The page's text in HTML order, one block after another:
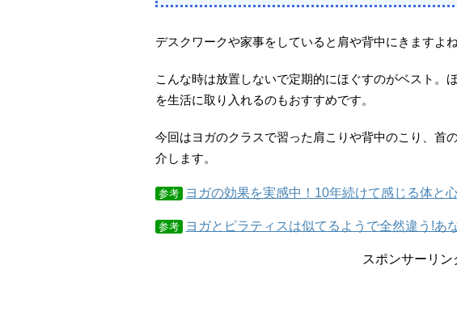
デスクワークや家事をしていると肩や背中にきますよね
こんな時は放置しないで定期的にほぐすのがベスト。
を生活に取り入れるのもおすすめです。
今回はヨガのクラスで習った肩こりや背中のこり、首
介します。
参考 ヨガの効果を実感中！10年続けて感じる体と
参考 ヨガとピラティスは似てるようで全然違う!あ
スポンサーリン